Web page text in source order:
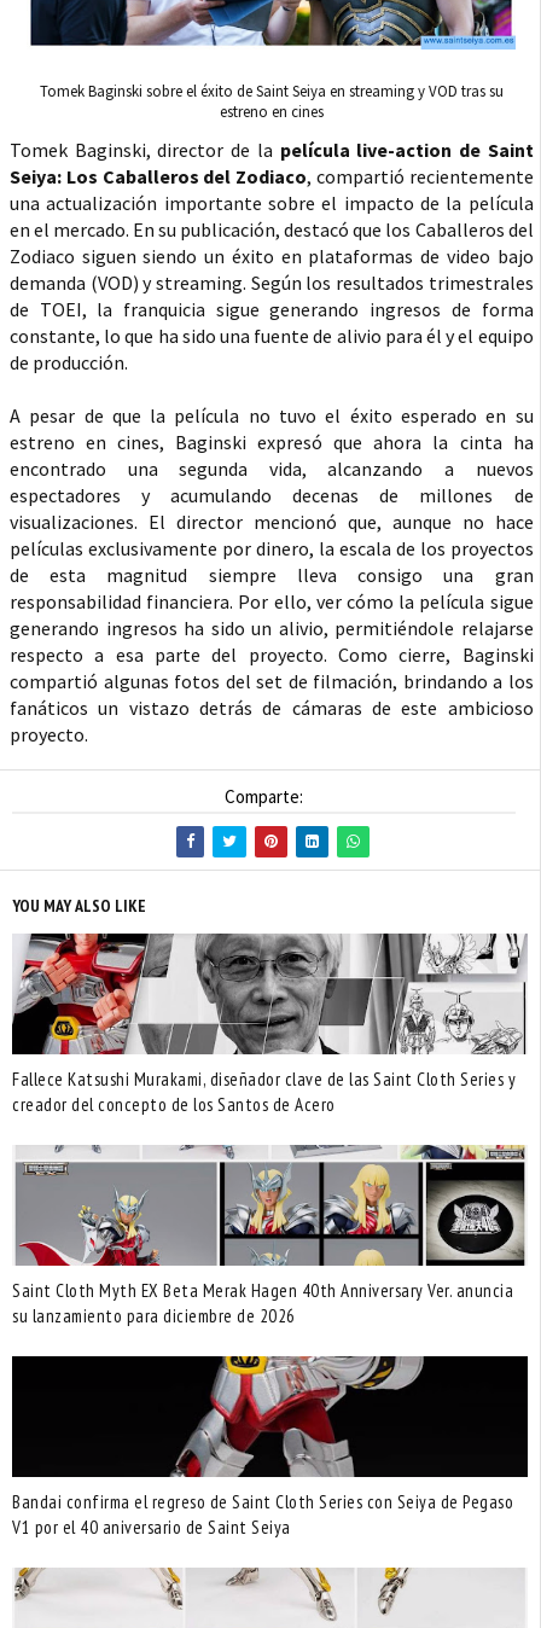
Tomek Baginski sobre el éxito de Saint Seiya en streaming y VOD tras su
estreno en cines
Tomek Baginski, director de la película live-action de Saint
Seiya: Los Caballeros del Zodiaco, compartió recientemente
una actualización importante sobre el impacto de la película
en el mercado. En su publicación, destacó que los Caballeros del
Zodiaco siguen siendo un éxito en plataformas de video bajo
demanda (VOD) y streaming. Según los resultados trimestrales
de TOEI, la franquicia sigue generando ingresos de forma
constante, lo que ha sido una fuente de alivio para él y el equipo
de producción.
A pesar de que la película no tuvo el éxito esperado en su
estreno en cines, Baginski expresó que ahora la cinta ha
encontrado una segunda vida, alcanzando a nuevos
espectadores y acumulando decenas de millones de
visualizaciones. El director mencionó que, aunque no hace
películas exclusivamente por dinero, la escala de los proyectos
de esta magnitud siempre lleva consigo una gran
responsabilidad financiera. Por ello, ver cómo la película sigue
generando ingresos ha sido un alivio, permitiéndole relajarse
respecto a esa parte del proyecto. Como cierre, Baginski
compartió algunas fotos del set de filmación, brindando a los
fanáticos un vistazo detrás de cámaras de este ambicioso
proyecto.
Comparte:
YOU MAY ALSO LIKE
Fallece Katsushi Murakami, diseñador clave de las Saint Cloth Series y
creador del concepto de los Santos de Acero
Saint Cloth Myth EX Beta Merak Hagen 40th Anniversary Ver. anuncia
su lanzamiento para diciembre de 2026
Bandai confirma el regreso de Saint Cloth Series con Seiya de Pegaso
V1 por el 40 aniversario de Saint Seiya